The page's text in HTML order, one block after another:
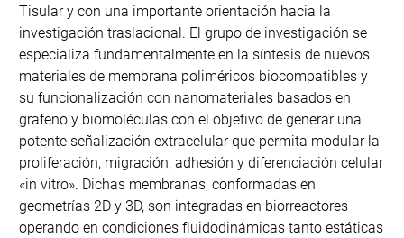
Tisular y con una importante orientación hacia la
investigación traslacional. El grupo de investigación se
especializa fundamentalmente en la síntesis de nuevos
materiales de membrana poliméricos biocompatibles y
su funcionalización con nanomateriales basados en
grafeno y biomoléculas con el objetivo de generar una
potente señalización extracelular que permita modular la
proliferación, migración, adhesión y diferenciación celular
«in vitro». Dichas membranas, conformadas en
geometrías 2D y 3D, son integradas en biorreactores
operando en condiciones fluidodinámicas tanto estáticas